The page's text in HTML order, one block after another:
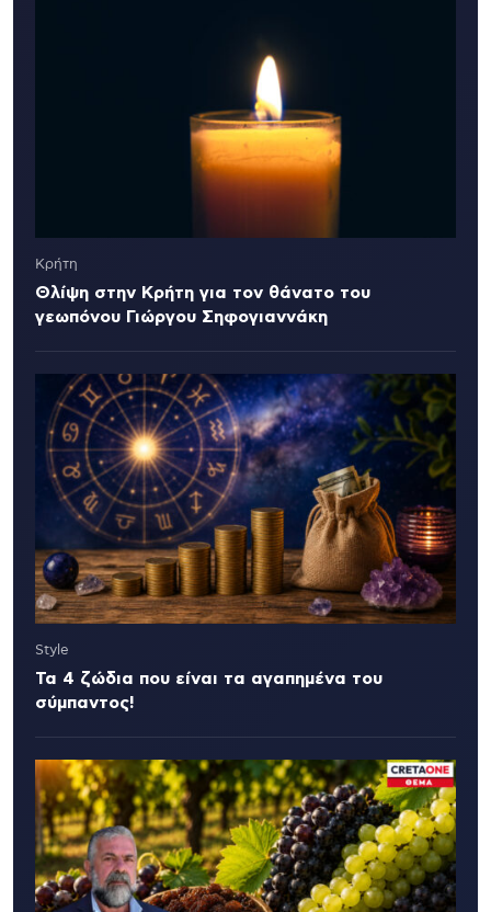
Κρήτη
Θλίψη στην Κρήτη για τον θάνατο του
γεωπόνου Γιώργου Σηφογιαννάκη
Style
Τα 4 ζώδια που είναι τα αγαπημένα του
σύμπαντος!